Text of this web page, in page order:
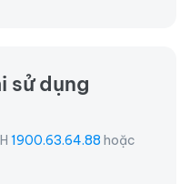
sử dụng
1900.63.64.88 hoặc